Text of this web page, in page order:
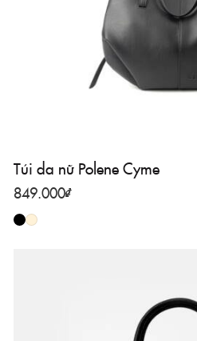
Túi da nữ Polene Cyme
849.000₫